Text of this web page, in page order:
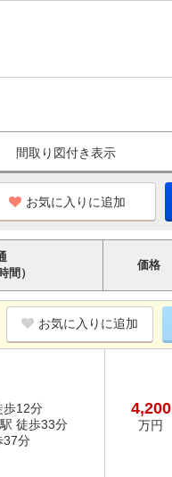
間取り図付き表示
お気に入りに追加
間）
価格
お気に入りに追加
歩12分
徒歩33分
37分
4,200
万円